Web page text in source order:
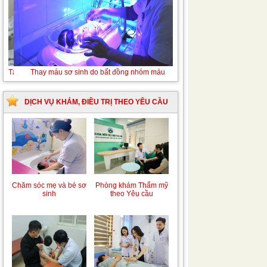
Tán sỏi niệu quản ngược dòng Laser
DỊCH VỤ KHÁM, ĐIỀU TRỊ THEO YÊU CẦU
Chăm sóc mẹ và bé sơ
sinh
Phòng khám Thẩm mỹ
theo Yêu cầu